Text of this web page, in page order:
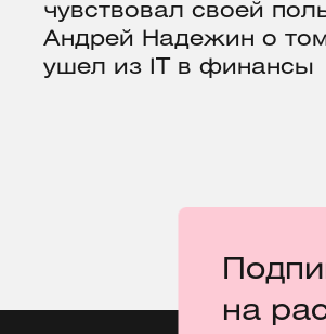
чувствовал своей
Андрей Надежин о
ушел из IT в финансы
на